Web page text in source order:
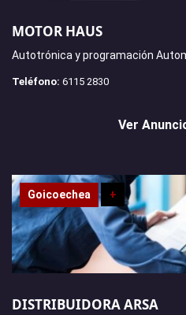
MOTOR HAUS
Autotrónica y programación
Teléfono: 6115 2830
Ver
Goicoechea +
DISTRIBUIDORA ARSA